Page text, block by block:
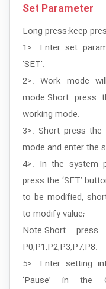
Set Parameter
Long press:keep
1>. Enter set
'SET'.
2>. Work mode
mode.Short press
working mode.
3>. Short press
mode and enter the
4>. In the system
press the ‘SET’
to be modified,
to modify value;
Note:Short
P0,P1,P2,P3,P7,P8.
5>. Enter setting
‘Pause’ in the